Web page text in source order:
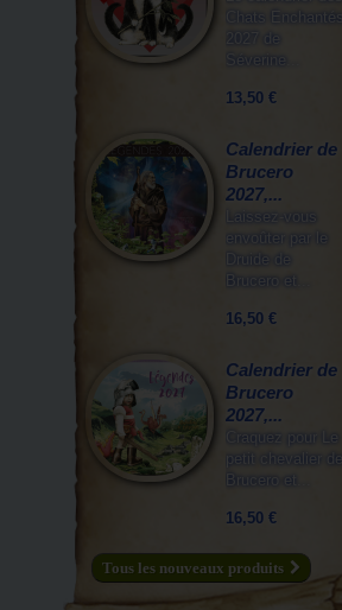
Chats Enchantés
2027 de
Séverine...
13,50 €
Calendrier de
Brucero
2027,...
Laissez-vous
envoûter par le
Druide de
Brucero et...
16,50 €
Calendrier de
Brucero
2027,...
Craquez pour Le
petit chevalier de
Brucero et...
16,50 €
Tous les nouveaux produits